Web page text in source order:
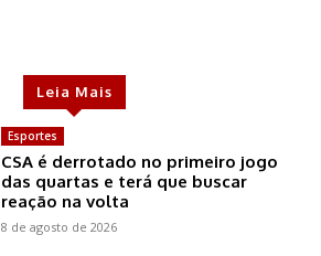
Leia Mais
Esportes
CSA é derrotado no primeiro jogo
das quartas e terá que buscar
reação na volta
8 de agosto de 2026